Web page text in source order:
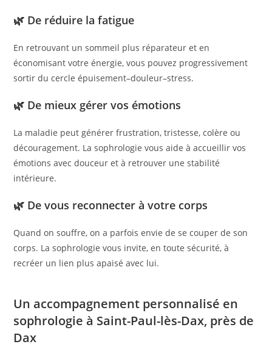
🌿 De réduire la fatigue
En retrouvant un sommeil plus réparateur et en
économisant votre énergie, vous pouvez progressivement
sortir du cercle épuisement–douleur–stress.
🌿 De mieux gérer vos émotions
La maladie peut générer frustration, tristesse, colère ou
découragement. La sophrologie vous aide à accueillir vos
émotions avec douceur et à retrouver une stabilité
intérieure.
🌿 De vous reconnecter à votre corps
Quand on souffre, on a parfois envie de se couper de son
corps. La sophrologie vous invite, en toute sécurité, à
recréer un lien plus apaisé avec lui.
Un accompagnement personnalisé en
sophrologie à Saint-Paul-lès-Dax, près de
Dax